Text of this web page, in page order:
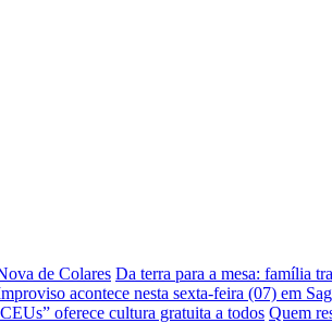
de Colares Da terra para a mesa: família
acontece nesta sexta-feira (07) em
oferece cultura gratuita a todos Quem